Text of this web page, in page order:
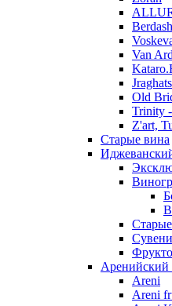
Van
Old
Trinity
Z'art,
Старые вина
Старые
Areni
Areni